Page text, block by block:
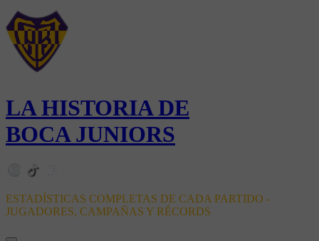
LA HISTORIA DE
BOCA JUNIORS
ESTADÍSTICAS COMPLETAS DE CADA PARTIDO -
JUGADORES, CAMPAÑAS Y RÉCORDS